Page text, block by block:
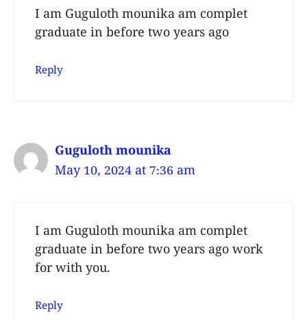
I am Guguloth mounika am complet
graduate in before two years ago
Reply
Guguloth mounika
May 10, 2024 at 7:36 am
I am Guguloth mounika am complet
graduate in before two years ago work
for with you.
Reply